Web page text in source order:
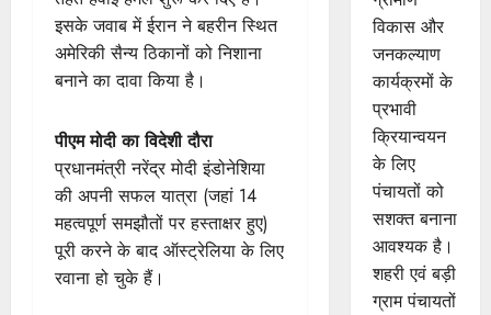
इसके जवाब में ईरान ने बहरीन स्थित
अमेरिकी सैन्य ठिकानों को निशाना
बनाने का दावा किया है।
पीएम मोदी का विदेशी दौरा
प्रधानमंत्री नरेंद्र मोदी इंडोनेशिया
की अपनी सफल यात्रा (जहां 14
महत्वपूर्ण समझौतों पर हस्ताक्षर हुए)
पूरी करने के बाद ऑस्ट्रेलिया के लिए
रवाना हो चुके हैं।
विकास और
जनकल्याण
कार्यक्रमों के
प्रभावी
क्रियान्वयन
के लिए
पंचायतों को
सशक्त बनाना
आवश्यक है।
शहरी एवं बड़ी
ग्राम पंचायतों